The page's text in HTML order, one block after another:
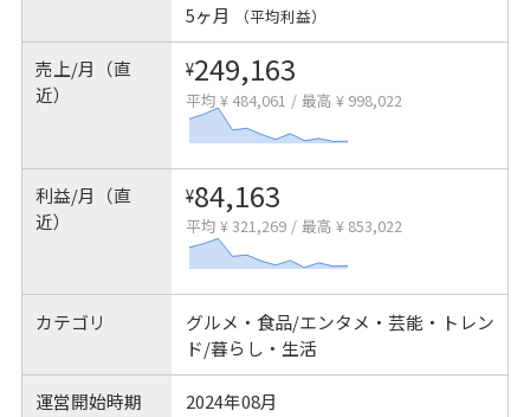
5ヶ月 （平均利益）
売上/月（直
近）
¥249,163
平均 ¥ 484,061 / 最高 ¥ 998,022
利益/月（直
近）
¥84,163
平均 ¥ 321,269 / 最高 ¥ 853,022
カテゴリ
グルメ・食品/エンタメ・芸能・トレン
ド/暮らし・生活
運営開始時期 2024年08月